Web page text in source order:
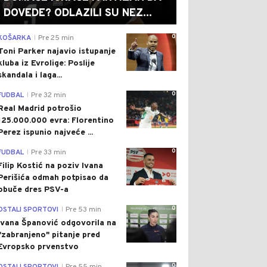
DOVEDE? ODLAZILI SU NEZ...
0
Pre 25 min
Parker najavio istupanje
iz Evrolige: Poslije
i laga...
0
Pre 32 min
Madrid potrošio
evra: Florentino
ispunio najveće ...
0
Pre 33 min
Kostić na poziv Ivana
odmah potpisao da
dres PSV-a
0
SPORTOVI Pre 53 min
Španović odgovorila na
pitanje pred
prvenstvo
0